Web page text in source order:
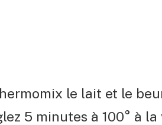
le lait et le
5 minutes à 100° à la